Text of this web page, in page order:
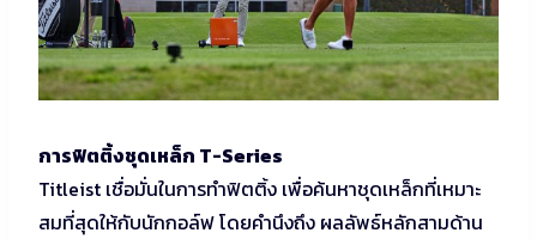
การฟิตติ้งชุดเหล็ก T-Series
Titleist เชื่อมั่นในการทำฟิตติ้ง เพื่อค้นหาชุดเหล็กที่เหมาะ
สมที่สุดให้กับนักกอล์ฟ โดยคำนึงถึง ผลลัพธ์หลักสามด้าน